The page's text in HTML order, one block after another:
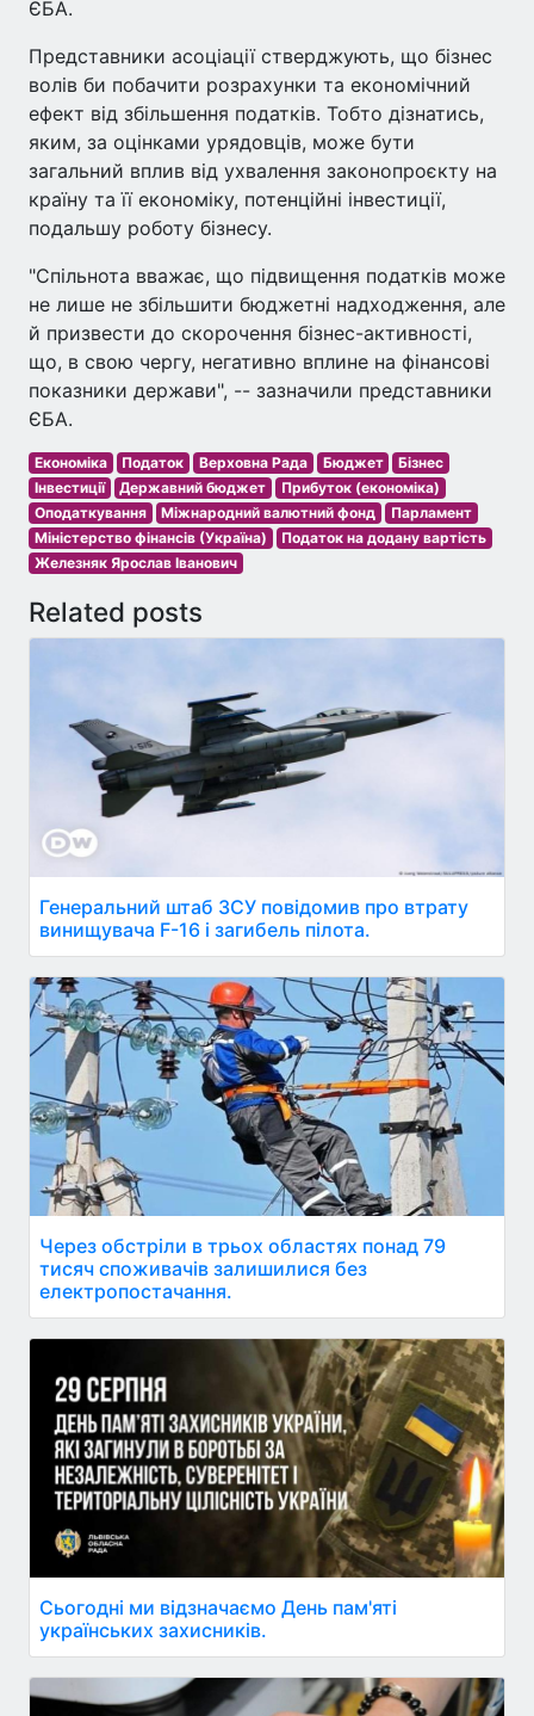
ЄБА.
Представники асоціації стверджують, що бізнес
волів би побачити розрахунки та економічний
ефект від збільшення податків. Тобто дізнатись,
яким, за оцінками урядовців, може бути
загальний вплив від ухвалення законопроєкту на
країну та її економіку, потенційні інвестиції,
подальшу роботу бізнесу.
"Спільнота вважає, що підвищення податків може
не лише не збільшити бюджетні надходження, але
й призвести до скорочення бізнес-активності,
що, в свою чергу, негативно вплине на фінансові
показники держави", -- зазначили представники
ЄБА.
Економіка Податок Верховна Рада Бюджет
Бізнес
Інвестиції
Державний бюджет
Прибуток (економіка)
Оподаткування
Міжнародний валютний фонд
Парламент
Міністерство фінансів (Україна)
Податок на додану вартість
Железняк Ярослав Іванович
Related posts
Генеральний штаб ЗСУ повідомив про втрату
винищувача F-16 і загибель пілота.
Через обстріли в трьох областях понад 79
тисяч споживачів залишилися без
електропостачання.
Сьогодні ми відзначаємо День пам'яті
українських захисників.